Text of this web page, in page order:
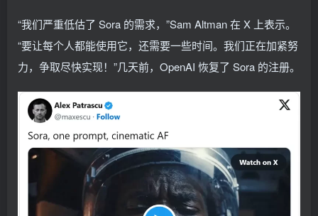
“我们严重低估了 Sora 的需求，”Sam Altman 在 X 上表示。
“要让每个人都能使用它，还需要一些时间。我们正在加紧努
力，争取尽快实现！”几天前，OpenAI 恢复了 Sora 的注册。